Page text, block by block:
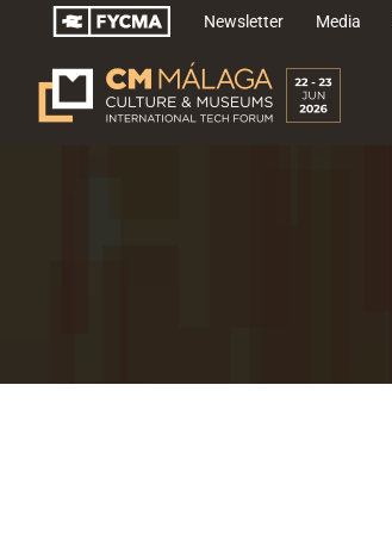
Saltar
contenido
Newsletter Media